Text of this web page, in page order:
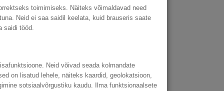
toimimiseks. Näiteks võimaldavad need
Neid ei saa saidil keelata, kuid brauseris saate
saidi tööd.
Neid võivad seada kolmandate
on lisatud lehele, näiteks kaardid, geolokatsioon,
sotsiaalvõrgustiku kaudu. Ilma funktsionaalsete